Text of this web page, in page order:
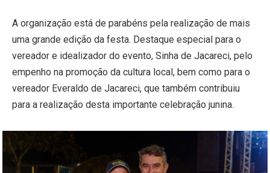
A organização está de parabéns pela realização de mais
uma grande edição da festa. Destaque especial para o
vereador e idealizador do evento, Sinha de Jacareci, pelo
empenho na promoção da cultura local, bem como para o
vereador Everaldo de Jacareci, que também contribuiu
para a realização desta importante celebração junina.